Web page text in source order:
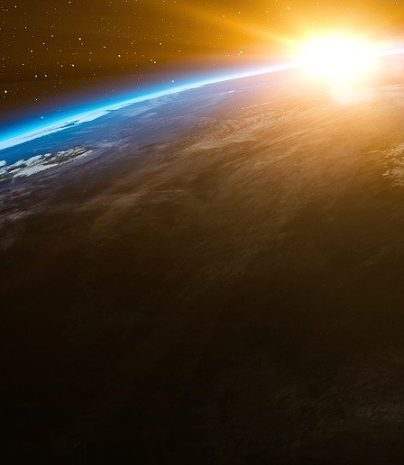
La hausse des prix provenait largement :
des perturbations des chaînes
internationaux.
Pourtant, les banques centrales utilisent leur
qui ralentit l’économie et pèse sur les
Le cas américain
Le mouvement MAGA considère
comme un enjeu politique majeur. Le
obtenir des taux d’intérêt plus faibles, mais